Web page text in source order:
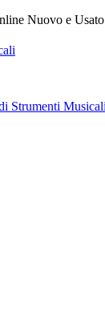
Nuovo e Usato